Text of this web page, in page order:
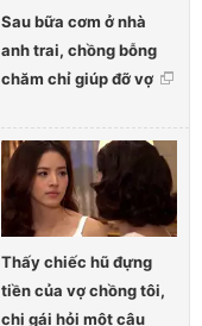
Sau bữa cơm ở nhà
anh trai, chồng bỗng
chăm chỉ giúp đỡ vợ
Thấy chiếc hũ đựng
tiền của vợ chồng tôi,
chị gái hỏi một câu